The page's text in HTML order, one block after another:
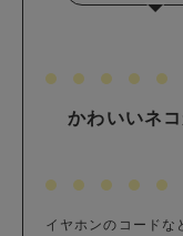
かわいいネ
イヤホンのコードな